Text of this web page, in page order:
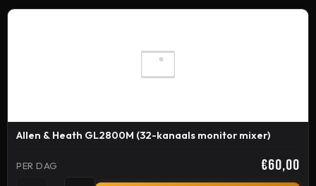
Allen & Heath GL2800M (32-kanaals monitor mixer)
PER DAG €60,00